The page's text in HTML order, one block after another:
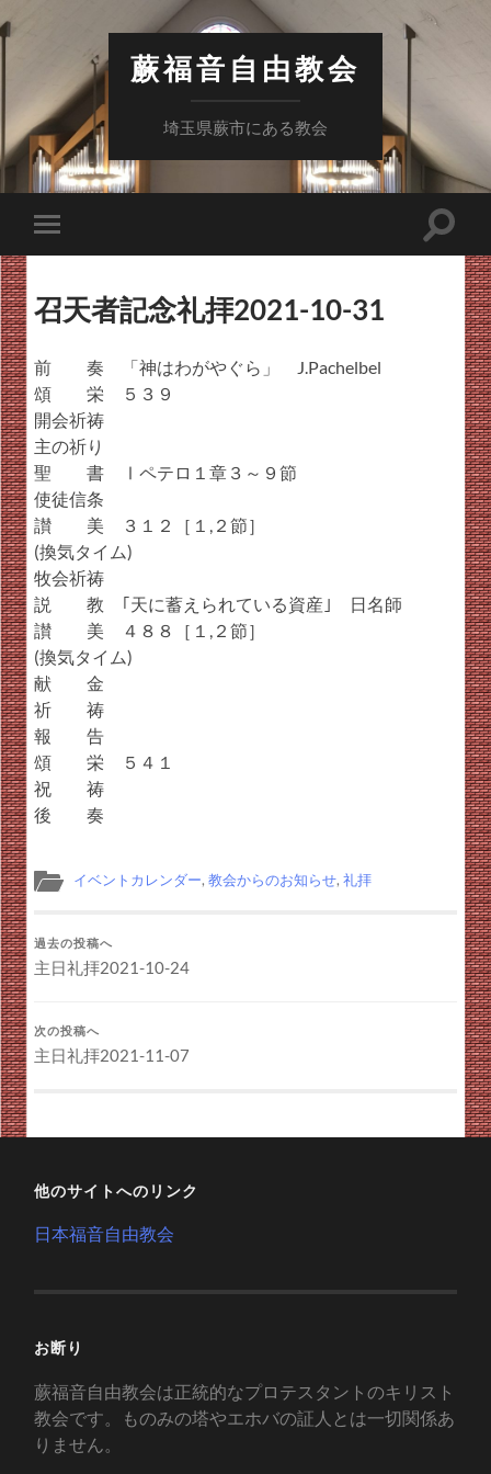
蕨福音自由教会
埼玉県蕨市にある教会
モ
バ
ル
メ
ニ
ー
り
替
え
検
召天者記念礼拝2021-10-31
前 奏 「神はわがやぐら」 J.Pachelbel
頌 栄 ５３９
開会祈祷
主の祈り
聖 書 Ⅰペテロ１章３～９節
使徒信条
讃 美 ３１２［１,２節］
(換気タイム)
牧会祈祷
説 教 ｢天に蓄えられている資産｣ 日名師
讃 美 ４８８［１,２節］
(換気タイム)
献 金
祈 祷
報 告
頌 栄 ５４１
祝 祷
後 奏
イベントカレンダー,教会からのお知らせ,礼拝
過去の投稿へ
主日礼拝2021-10-24
次の投稿へ
主日礼拝2021-11-07
他のサイトへのリンク
日本福音自由教会
お断り
蕨福音自由教会は正統的なプロテスタントのキリスト
教会です。ものみの塔やエホバの証人とは一切関係あ
りません。